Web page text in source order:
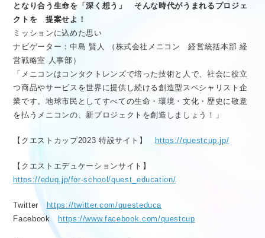
となり合う生命を「深く想う」 そんな時代がうまれるプロジェ
クトを 提案せよ！
ミッションに込めた思い
ナビゲーター：中島 賢人 （株式会社メニコン 経営統括本部 経
営戦略室 人事部）
「メニコンはコンタクトレンズで培った技術と人で、社会に役立
つ商品やサービスを世界に提供し続ける創造型スペシャリスト企
業です。地球市民としてすべての生命・環境・文化・歴史に敬意
を払うメニコンの、新プロジェクトを創造しましょう！」
【クエストカップ2023 特設サイト】 https://questcup.jp/
【クエストエデュケーションサイト】
https://eduq.jp/for-school/quest_education/
Twitter https://twitter.com/questeduca
Facebook https://www.facebook.com/questcup